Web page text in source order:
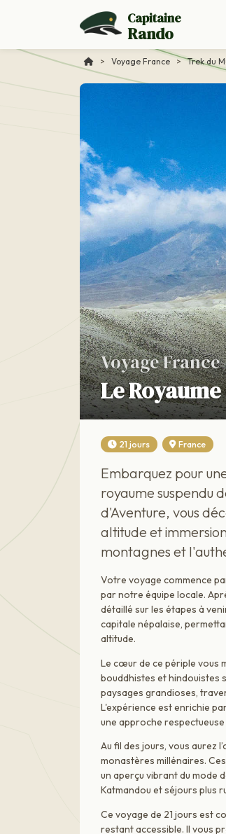
Capitaine
Rando
> Voyage France > Trek du
Voyage France
Le
21 jours France
Embarquez pour
royaume suspendu
d'Aventure, vous
altitude et
montagnes et
Votre voyage commence
par notre équipe locale.
détaillé sur les étapes à
capitale népalaise,
altitude.
Le cœur de ce périple vous
bouddhistes et hindouistes
paysages grandioses,
L'expérience est enrichie
une approche
Au fil des jours, vous aurez
monastères millénaires.
un aperçu vibrant du mode
Katmandou et séjours plus
Ce voyage de 21 jours est
restant accessible. Il vous